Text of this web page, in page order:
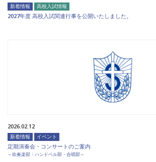
新着情報 高校入試情報
2027年度 高校入試関連行事を公開いたしました。
2026.02.12
新着情報 イベント
定期演奏会・コンサートのご案内
～吹奏楽部・ハンドベル部・合唱部～